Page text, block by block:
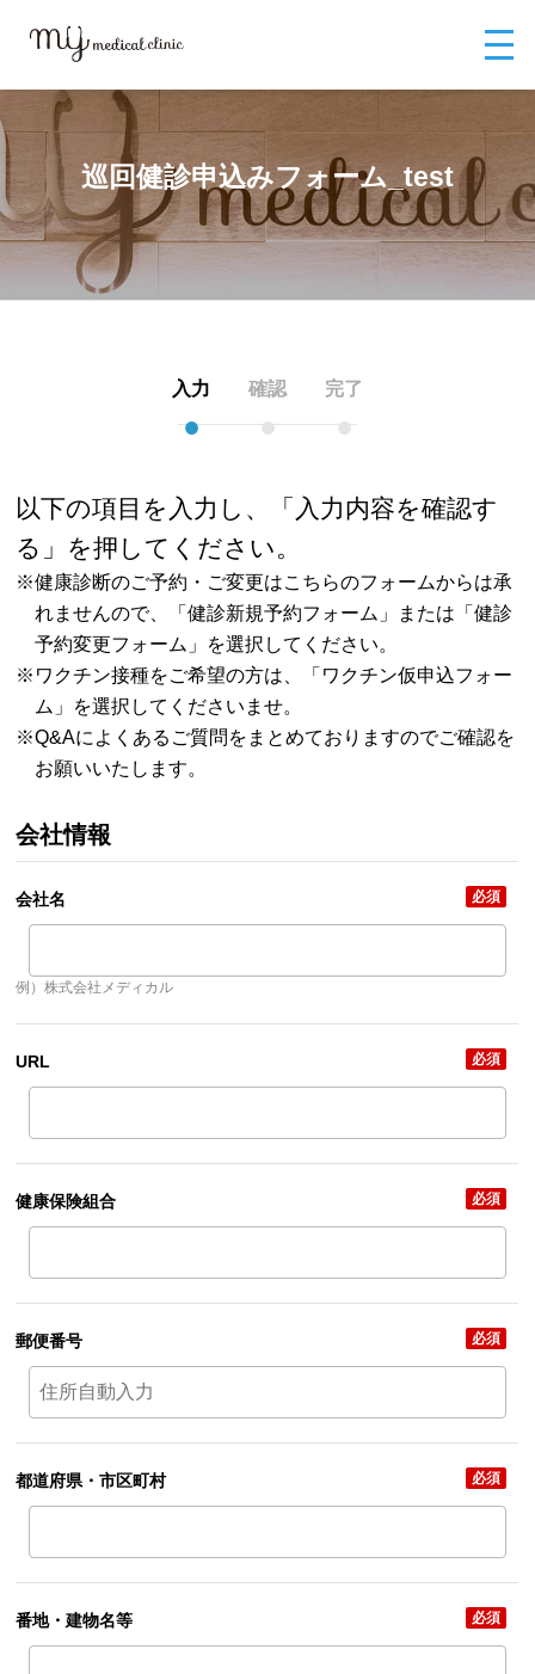
巡回健診申込みフォーム_test
入力
●
確認
●
完了
●
以下の項目を入力し、「入力内容を確認す
る」を押してください。
※健康診断のご予約・ご変更はこちらのフォームからは承
れませんので、「健診新規予約フォーム 」または「健診
予約変更フォーム 」を選択してください。
※ワクチン接種をご希望の方は、「 ワクチン仮申込フォー
ム 」を選択してくださいませ。
※Q&Aによくあるご質問をまとめておりますのでご確認を
お願いいたします。
会社情報
会社名 必須
例）株式会社メディカル
URL 必須
健康保険組合 必須
郵便番号 必須
都道府県・市区町村 必須
番地・建物名等 必須